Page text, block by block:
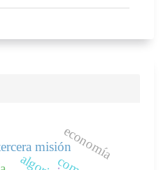
.
misióneconomía